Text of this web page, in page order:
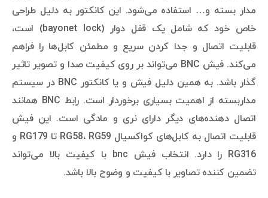
مدار بسته و… استفاده می‌شود. این کانکتور به دلیل طراحی
خاص خود که شامل یک قفل دوار (bayonet lock) است،
قابلیت اتصال و جدا کردن سریع و مطمئن کابل‌ها را فراهم
می‌کند. فیش BNC می‌تواند بر روی کیفیت صدا و تصویر تاثیر
گذار باشد. به همین دلیل فیش و یا کانکتور BNC در سیستم
مداربسته از اهمیت بسیاری برخوردار است. رابط BNC همانند
اتصال دهنده‌های دیگر دارای نری و مادگی است. این فیش
قابلیت اتصال به کابل‌های کواکسیال RG58، RG59 تا RG179 و
RG316 را دارد. انتخاب فیش bnc با کیفیت بالا می‌تواند
تضمین کننده تصاویر با کیفیت و وضوح بالا باشد.